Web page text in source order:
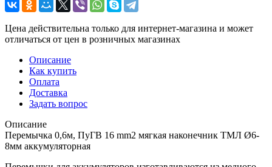
Цена действительна только для интернет-магазина и может
отличаться от цен в розничных магазинах
Описание
Как купить
Оплата
Доставка
Задать вопрос
Описание
Перемычка 0,6м, ПуГВ 16 mm2 мягкая наконечник ТМЛ Ø6-
8мм аккумуляторная